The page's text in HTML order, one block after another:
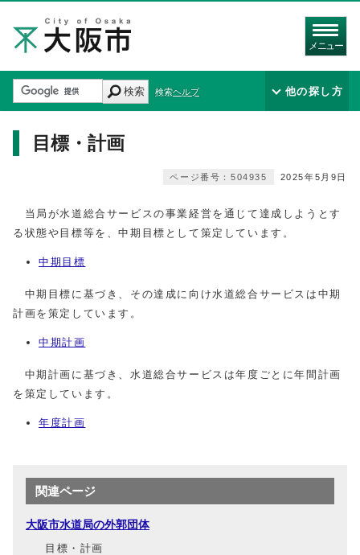
メニュー
検索 検索ヘルプ 他の探し方
目標・計画
2025年5月9日
ページ番号：504935
当局が水道総合サービスの事業経営を通じて達成しようとす
る状態や目標等を、中期目標として策定しています。
中期目標
中期目標に基づき、その達成に向け水道総合サービスは中期
計画を策定しています。
中期計画
中期計画に基づき、水道総合サービスは年度ごとに年間計画
を策定しています。
年度計画
関連ページ
大阪市水道局の外郭団体
目標・計画